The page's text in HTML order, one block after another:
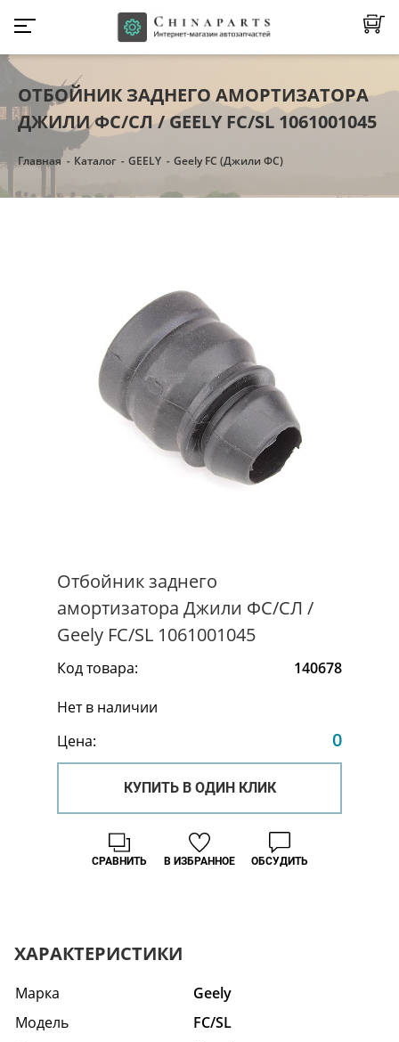
ОТБОЙНИК ЗАДНЕГО АМОРТИЗАТОРА
ДЖИЛИ ФС/СЛ / GEELY FC/SL 1061001045
Главная Каталог GEELY Geely FC (Джили ФС)
Отбойник заднего
амортизатора Джили ФС/СЛ /
Geely FC/SL 1061001045
Код товара:
140678
Нет в наличии
Цена:
0
КУПИТЬ В ОДИН КЛИК
В ИЗБРАННОЕ
СРАВНИТЬ ОБСУДИТЬ
ХАРАКТЕРИСТИКИ
Марка
Geely
Модель
FC/SL